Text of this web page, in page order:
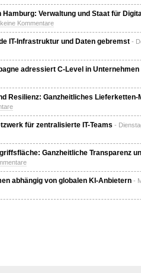
Verwaltung und Staat für
Kommentare
IT-Infrastruktur und Daten gebremst -
adressiert C-Level in Unternehmen
Resilienz: Ganzheitliches Lieferketten-
für zentralisierte IT-Teams -
Ganzheitliche Transparenz
abhängig von globalen KI-Anbietern​ -